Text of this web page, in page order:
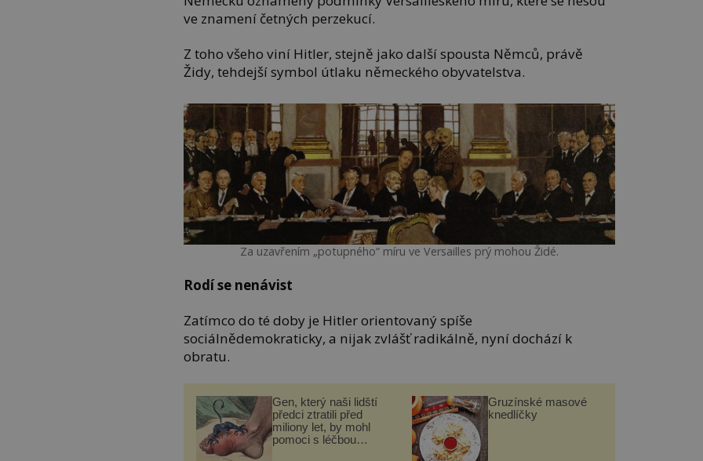
ve znamení četných perzekucí.
Z toho všeho viní Hitler, stejně jako další spousta Němců, právě
Židy, tehdejší symbol útlaku německého obyvatelstva.
Za uzavřením „potupného“ míru ve Versailles prý mohou Židé.
Rodí se nenávist
Zatímco do té doby je Hitler orientovaný spíše
sociálnědemokraticky, a nijak zvlášť radikálně, nyní dochází k
obratu.
Gen, který naši lidští
předci ztratili před
miliony let, by mohl
pomoci s léčbou
Gruzínské masové
knedlíčky